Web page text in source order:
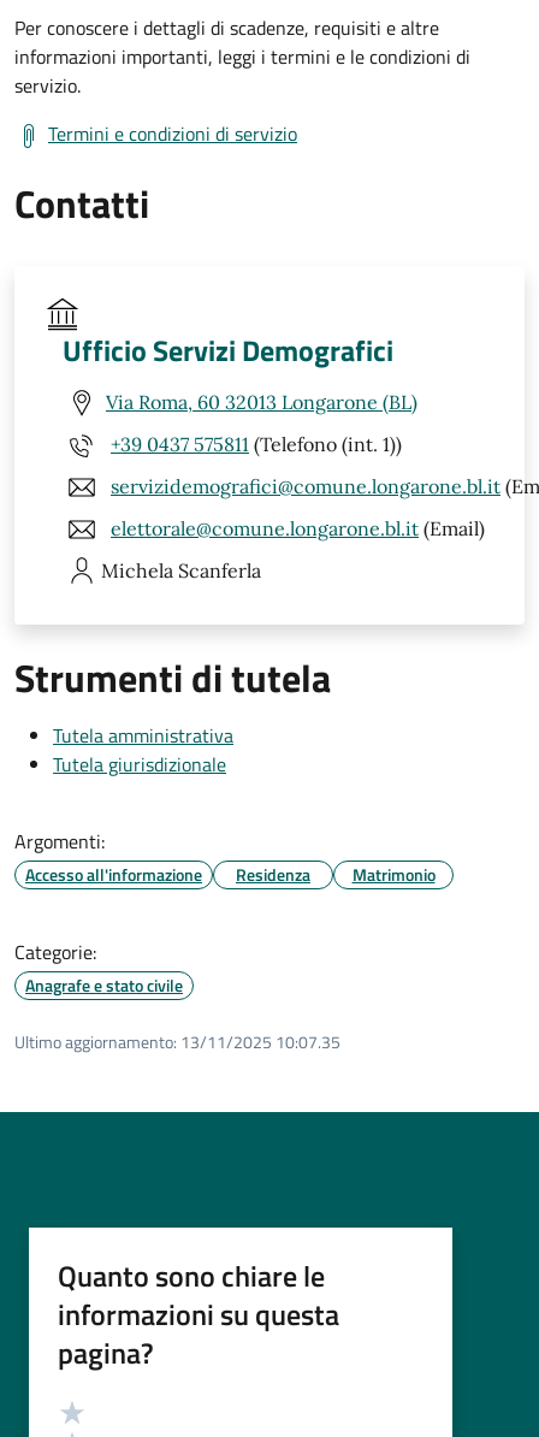
Per conoscere i dettagli di scadenze, requisiti e altre
informazioni importanti, leggi i termini e le condizioni di
servizio.
Termini e condizioni di servizio
Contatti
Ufficio Servizi Demografici
Via Roma, 60 32013 Longarone (BL)
+39 0437 575811 (Telefono (int. 1))
servizidemografici@comune.longarone.bl.it
elettorale@comune.longarone.bl.it (Email)
Michela Scanferla
Strumenti di tutela
Tutela amministrativa
Tutela giurisdizionale
Argomenti:
Accesso all'informazione Residenza Matrimonio
Categorie:
Anagrafe e stato civile
Ultimo aggiornamento: 13/11/2025 10:07.35
Quanto sono chiare le
informazioni su questa
pagina?
Valutazione